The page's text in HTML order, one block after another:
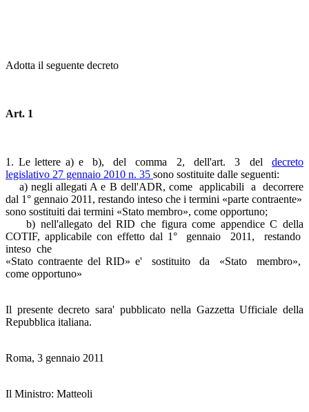
Adotta il seguente decreto
Art. 1
1. Le lettere a) e b), del comma 2, dell'art. 3 del decreto
legislativo 27 gennaio 2010 n. 35 sono sostituite dalle seguenti:
a) negli allegati A e B dell'ADR, come applicabili a decorrere
dal 1° gennaio 2011, restando inteso che i termini «parte contraente»
sono sostituiti dai termini «Stato membro», come opportuno;
b) nell'allegato del RID che figura come appendice C della
COTIF, applicabile con effetto dal 1° gennaio 2011, restando
inteso che
«Stato contraente del RID» e' sostituito da «Stato membro»,
come opportuno»
Il presente decreto sara' pubblicato nella Gazzetta Ufficiale della
Repubblica italiana.
Roma, 3 gennaio 2011
Il Ministro: Matteoli